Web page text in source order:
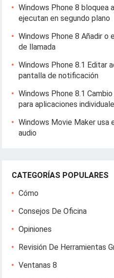
Windows Phone 8 bloquea
ejecutan en segundo plano
Windows Phone 8 Añadir o
de llamada
Windows Phone 8.1 Editar
pantalla de notificación
Windows Phone 8.1
para aplicaciones
Windows Movie Maker
audio
CATEGORÍAS POPULARES
Cómo
Consejos De Oficina
Opiniones
Revisión De Herramientas
Ventanas 8